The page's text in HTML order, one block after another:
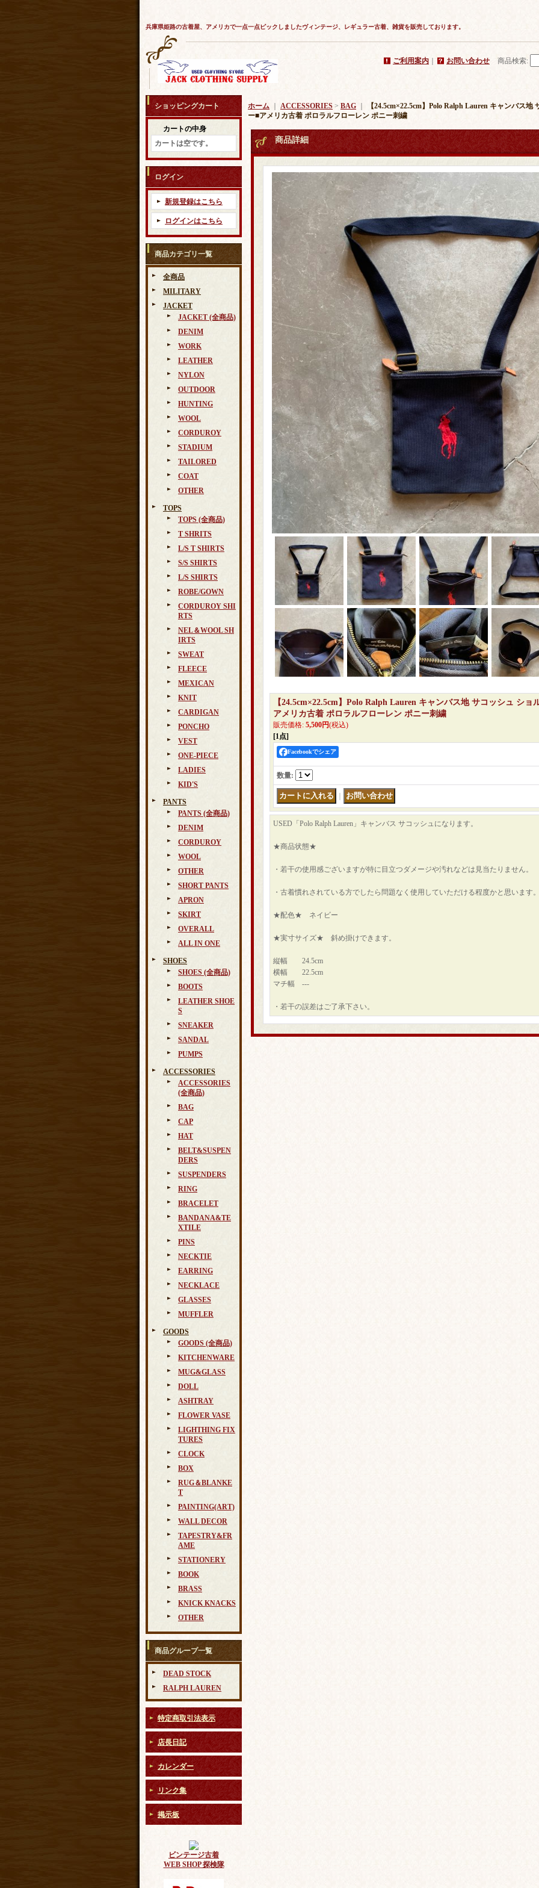
兵庫県姫路の古着屋、アメリカで一点一点ピックしましたヴィンテージ、レギュラー古着、雑貨を販売しております。
ご利用案内 お問い合わせ 商品検索:
ショッピングカート
カートの中身
カートは空です。
ログイン
新規登録はこちら
ログインはこちら
商品カテゴリ一覧
全商品
MILITARY
JACKET
JACKET (全商品)
DENIM
WORK
LEATHER
NYLON
OUTDOOR
HUNTING
WOOL
CORDUROY
STADIUM
TAILORED
COAT
OTHER
TOPS
TOPS (全商品)
T SHRITS
L/S T SHIRTS
S/S SHIRTS
L/S SHIRTS
ROBE/GOWN
CORDUROY SHI
RTS
NEL＆WOOL SH
IRTS
SWEAT
FLEECE
MEXICAN
KNIT
CARDIGAN
PONCHO
VEST
ONE-PIECE
LADIES
KID'S
PANTS
PANTS (全商品)
DENIM
CORDUROY
WOOL
OTHER
SHORT PANTS
APRON
SKIRT
OVERALL
ALL IN ONE
SHOES
SHOES (全商品)
BOOTS
LEATHER SHOE
S
SNEAKER
SANDAL
PUMPS
ACCESSORIES
ACCESSORIES
(全商品)
BAG
CAP
HAT
BELT&SUSPEN
DERS
SUSPENDERS
RING
BRACELET
BANDANA&TE
XTILE
PINS
NECKTIE
EARRING
NECKLACE
GLASSES
MUFFLER
GOODS
GOODS (全商品)
KITCHENWARE
MUG&GLASS
DOLL
ASHTRAY
FLOWER VASE
LIGHTHING FIX
TURES
CLOCK
BOX
RUG＆BLANKE
T
PAINTING(ART)
WALL DECOR
TAPESTRY&FR
AME
STATIONERY
BOOK
BRASS
KNICK KNACKS
OTHER
商品グループ一覧
DEAD STOCK
RALPH LAUREN
特定商取引法表示
店長日記
カレンダー
リンク集
掲示板
ビンテージ古着
WEB SHOP 探検隊
ホーム ACCESSORIES > BAG
【24.5cm×22.5cm】Polo Ralph Lauren キャンバス
ー■アメリカ古着 ポロラルフローレン ポニー刺繍
商品詳細
【24.5cm×22.5cm】Polo Ralph Lauren キャンバス地 サコッシュ ショ
アメリカ古着 ポロラルフローレン ポニー刺繍
販売価格: 5,500円(税込)
[1点]
Facebookでシェア
数量:
USED「Polo Ralph Lauren」キャンバス サコッシュになります。
★商品状態★
・若干の使用感ございますが特に目立つダメージや汚れなどは見当たりません。
・古着慣れされている方でしたら問題なく使用していただける程度かと思います
★配色★ ネイビー
★実寸サイズ★ 斜め掛けできます。
縦幅 24.5cm
横幅 22.5cm
マチ幅 ---
・若干の誤差はご了承下さい。